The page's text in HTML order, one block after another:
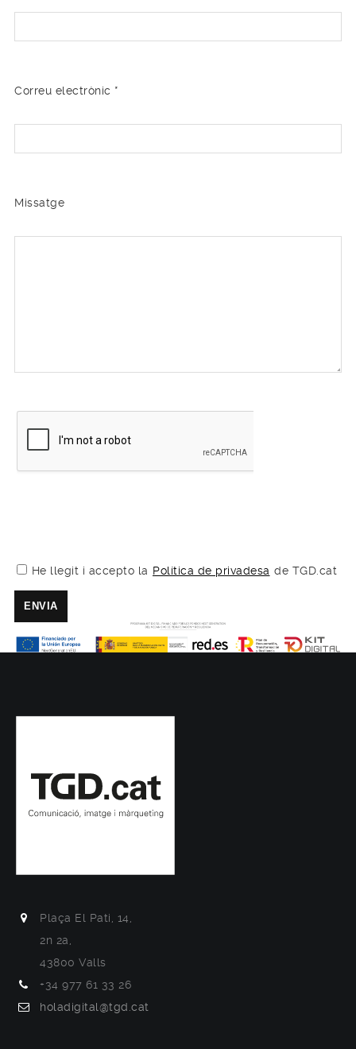
Correu electrònic *
Missatge
He llegit i accepto la Política de privadesa de TGD.cat
Plaça El Pati, 14,
2n 2a,
43800 Valls
+34 977 61 33 26
holadigital@tgd.cat